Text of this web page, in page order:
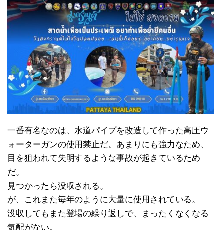
一番有名なのは、水道パイプを改造して作った高圧ウ
ォーターガンの使用禁止だ。あまりにも強力なため、
目を狙われて失明するような事故が起きているため
だ。
見つかったら没収される。
が、これまた毎年のように大量に使用されている。
没収してもまた登場の繰り返しで、まったくなくなる
気配がない。